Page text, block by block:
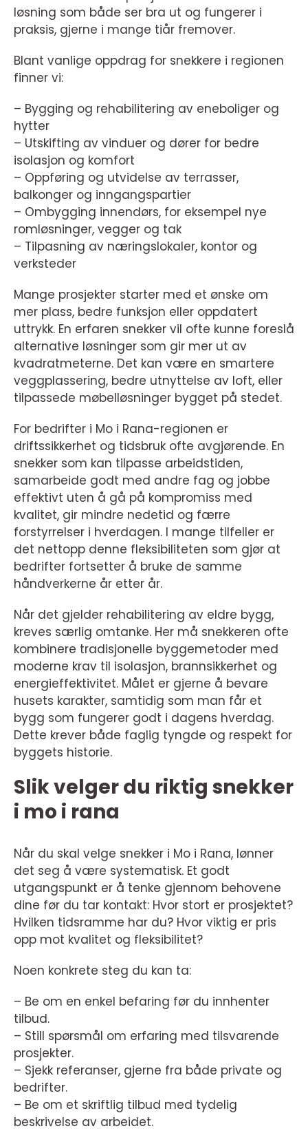
løsning som både ser bra ut og fungerer i
praksis, gjerne i mange tiår fremover.
Blant vanlige oppdrag for snekkere i regionen
finner vi:
– Bygging og rehabilitering av eneboliger og
hytter
– Utskifting av vinduer og dører for bedre
isolasjon og komfort
– Oppføring og utvidelse av terrasser,
balkonger og inngangspartier
– Ombygging innendørs, for eksempel nye
romløsninger, vegger og tak
– Tilpasning av næringslokaler, kontor og
verksteder
Mange prosjekter starter med et ønske om
mer plass, bedre funksjon eller oppdatert
uttrykk. En erfaren snekker vil ofte kunne foreslå
alternative løsninger som gir mer ut av
kvadratmeterne. Det kan være en smartere
veggplassering, bedre utnyttelse av loft, eller
tilpassede møbelløsninger bygget på stedet.
For bedrifter i Mo i Rana-regionen er
driftssikkerhet og tidsbruk ofte avgjørende. En
snekker som kan tilpasse arbeidstiden,
samarbeide godt med andre fag og jobbe
effektivt uten å gå på kompromiss med
kvalitet, gir mindre nedetid og færre
forstyrrelser i hverdagen. I mange tilfeller er
det nettopp denne fleksibiliteten som gjør at
bedrifter fortsetter å bruke de samme
håndverkerne år etter år.
Når det gjelder rehabilitering av eldre bygg,
kreves særlig omtanke. Her må snekkeren ofte
kombinere tradisjonelle byggemetoder med
moderne krav til isolasjon, brannsikkerhet og
energieffektivitet. Målet er gjerne å bevare
husets karakter, samtidig som man får et
bygg som fungerer godt i dagens hverdag.
Dette krever både faglig tyngde og respekt for
byggets historie.
Slik velger du riktig snekker
i mo i rana
Når du skal velge snekker i Mo i Rana, lønner
det seg å være systematisk. Et godt
utgangspunkt er å tenke gjennom behovene
dine før du tar kontakt: Hvor stort er prosjektet?
Hvilken tidsramme har du? Hvor viktig er pris
opp mot kvalitet og fleksibilitet?
Noen konkrete steg du kan ta:
– Be om en enkel befaring før du innhenter
tilbud.
– Still spørsmål om erfaring med tilsvarende
prosjekter.
– Sjekk referanser, gjerne fra både private og
bedrifter.
– Be om et skriftlig tilbud med tydelig
beskrivelse av arbeidet.